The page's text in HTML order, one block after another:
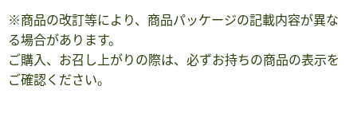
※商品の改訂等により、商品パッケージの記載内容が異な
る場合があります。
ご購入、お召し上がりの際は、必ずお持ちの商品の表示を
ご確認ください。